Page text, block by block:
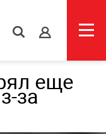
s
еще
за